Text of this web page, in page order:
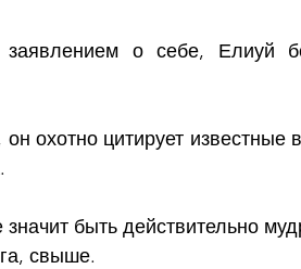
о себе, Елиуй
охотно цитирует
значит быть действительно
свыше.